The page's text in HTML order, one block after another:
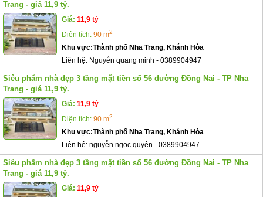
Trang - giá 11,9 tỷ.
Giá: 11,9 tỷ
Diện tích: 90 m2
Khu vực:Thành phố Nha Trang, Khánh Hòa
Liên hệ: Nguyễn quang minh - 0389904947
Siêu phẩm nhà đẹp 3 tầng mặt tiền số 56 đường Đồng Nai - TP Nha
Trang - giá 11,9 tỷ.
Giá: 11,9 tỷ
Diện tích: 90 m2
Khu vực:Thành phố Nha Trang, Khánh Hòa
Liên hệ: nguyễn ngọc quyên - 0389904947
Siêu phẩm nhà đẹp 3 tầng mặt tiền số 56 đường Đồng Nai - TP Nha
Trang - giá 11,9 tỷ.
Giá: 11,9 tỷ